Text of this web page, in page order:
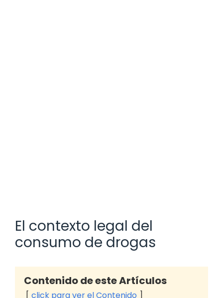
El contexto legal del
consumo de drogas
Contenido de este Artículos
click para ver el Contenido